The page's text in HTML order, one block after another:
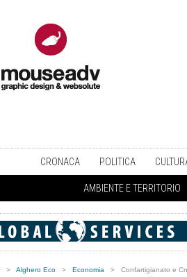
CRONACA POLITICA
AMBIENTE E TERRITORIO
> Alghero Eco > Economia > Confartigianato e